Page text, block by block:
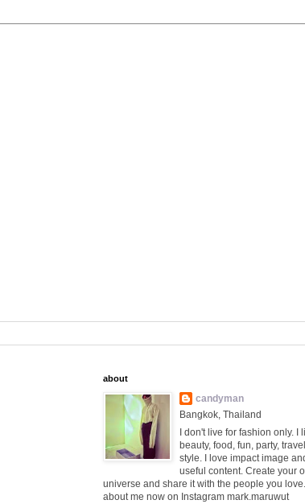
about
candyman
Bangkok, Thailand
I don't live for fashion only. I
beauty, food, fun, party,
style. I love impact image
useful content. Create your
universe and share it with the people you
about me now on Instagram mark.maruwut